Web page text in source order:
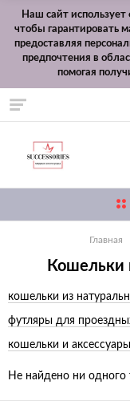
Наш сайт
чтобы гарантировать
предоставляя
предпочтения в
помогая
Главная
Кошельки
кошельки из
футляры для
кошельки и
Не найдено ни одного